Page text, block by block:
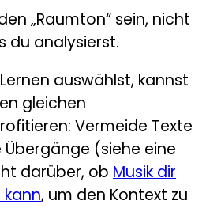
„Raumton“ sein, nicht
du analysierst.
auswählst, kannst
gleichen
Vermeide Texte
(siehe eine
darüber, ob Musik dir
kann, um den Kontext zu